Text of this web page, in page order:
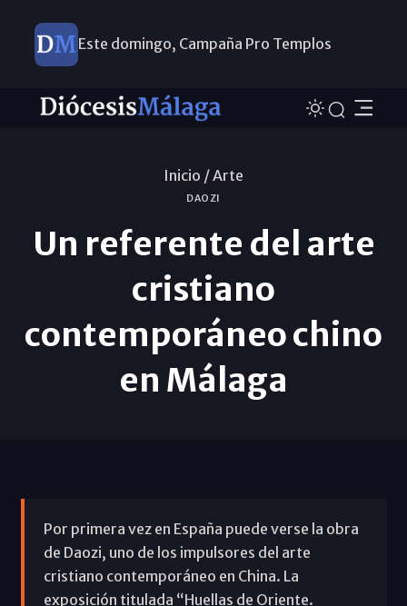
Este domingo, Campaña Pro Templos
Inicio /Arte
DAOZI
Un referente del arte
cristiano
contemporáneo chino
en Málaga
Por primera vez en España puede verse la obra
de Daozi, uno de los impulsores del arte
cristiano contemporáneo en China. La
exposición titulada “Huellas de Oriente.